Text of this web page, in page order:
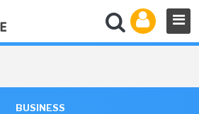
BUSINESS